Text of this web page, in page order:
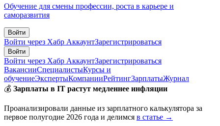
Обучение для смены профессии, роста в карьере и
саморазвития
Войти
Войти через Хабр АккаунтЗарегистрироваться
Войти
Войти через Хабр АккаунтЗарегистрироваться
ВакансииСпециалистыКурсы и
обучениеЭкспертыКомпанииРейтингЗарплатыЖурнал
💰 Зарплаты в IT растут медленнее инфляции
Проанализировали данные из зарплатного калькулятора за
первое полугодие 2026 года и делимся в статье →